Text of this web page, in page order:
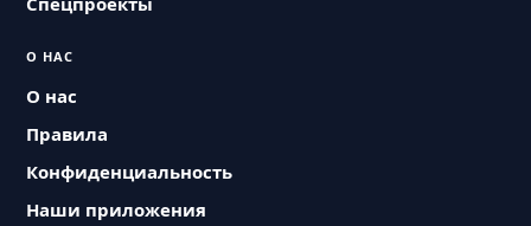
О НАС
О нас
Правила
Конфиденциальность
Наши приложения